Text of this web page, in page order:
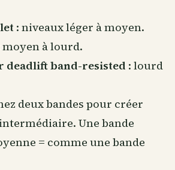
: niveaux léger à moyen.
moyen à lourd.
deadlift band-resisted : lourd
deux bandes pour créer
Une bande
= comme une bande